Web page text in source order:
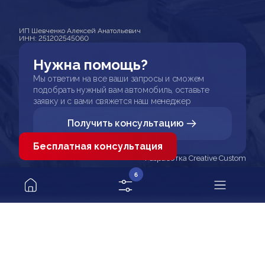
ИП Шевченко Алексей Анатольевич
ИНН: 251202545060
Нужна помощь?
Мы ответим на все ваши запросы и сможем
подобрать нужный вам автомобиль, оставьте
заявку и с вами свяжется наш менеджер
Получить консультацию
Разработка Creative Custom
6
Бесплатная консультация